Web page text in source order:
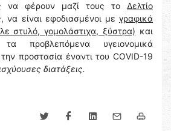
να φέρουν μαζί τους το Δελτίο
να είναι εφοδιασμένοι με γραφικά
στυλό, γομολάστιχα, ξύστρα) και
προβλεπόμενα υγειονομικά
προστασία έναντι του COVID-19
διατάξεις.